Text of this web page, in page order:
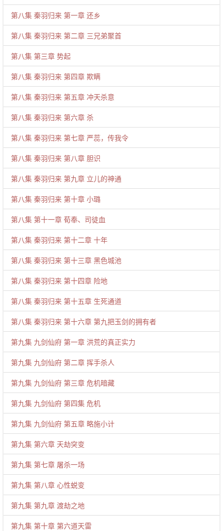
第八集 秦羽归来 第一章 还乡
第八集 秦羽归来 第二章 三兄弟聚首
第八集 第三章 势起
第八集 秦羽归来 第四章 欺瞒
第八集 秦羽归来 第五章 冲天杀意
第八集 秦羽归来 第六章 杀
第八集 秦羽归来 第七章 严蕊，传我令
第八集 秦羽归来 第八章 胆识
第八集 秦羽归来 第九章 立儿的神通
第八集 秦羽归来 第十章 小璐
第八集 第十一章 荀奉、司徒血
第八集 秦羽归来 第十二章 十年
第八集 秦羽归来 第十三章 黑色城池
第八集 秦羽归来 第十四章 险地
第八集 秦羽归来 第十五章 生死通道
第八集 秦羽归来 第十六章 第九把玉剑的拥有者
第九集 九剑仙府 第一章 洪荒的真正实力
第九集 九剑仙府 第二章 挥手杀人
第九集 九剑仙府 第三章 危机暗藏
第九集 九剑仙府 第四集 危机
第九集 九剑仙府 第五章 略施小计
第九集 第六章 天劫突变
第九集 第七章 屠杀一场
第九集 第八章 心性蜕变
第九集 第九章 渡劫之地
第九集 第十章 第六道天雷